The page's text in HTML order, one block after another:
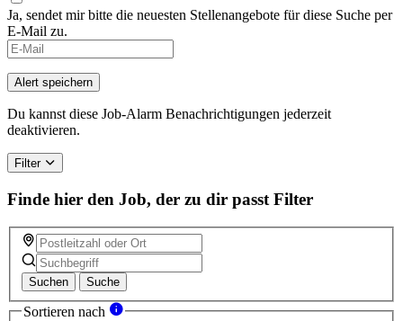
Ja, sendet mir bitte die neuesten Stellenangebote für diese Suche per
E-Mail zu.
If
you
are
a
human,
ignore
field
Alert speichern
Du kannst diese Job-Alarm Benachrichtigungen jederzeit
deaktivieren.
Filter
Finde hier den Job, der zu dir passt Filter
Suchen Suche
Sortieren nach